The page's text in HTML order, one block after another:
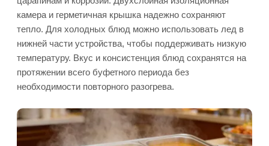
камера и герметичная крышка надежно сохраняют
тепло. Для холодных блюд можно использовать лед в
нижней части устройства, чтобы поддерживать низкую
температуру. Вкус и консистенция блюд сохранятся на
протяжении всего буфетного периода без
необходимости повторного разогрева.